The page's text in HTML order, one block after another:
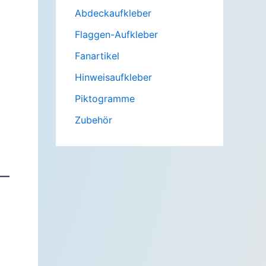
Abdeckaufkleber
Flaggen-Aufkleber
Fanartikel
Hinweisaufkleber
Piktogramme
Zubehör